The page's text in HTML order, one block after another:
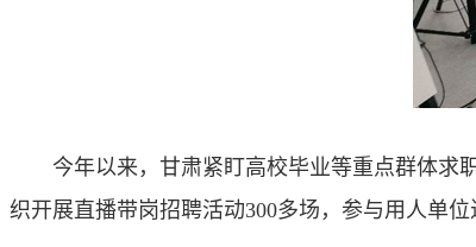
今年以来，甘肃紧盯高校毕业等重点群体求
织开展直播带岗招聘活动300多场，参与用人单